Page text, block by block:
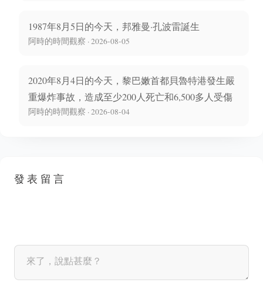
1987年8月5日的今天，邦雅曼·孔波雷誕生
阿時的時間觀察 · 2026-08-05
2020年8月4日的今天，黎巴嫩首都貝魯特港發生嚴
重爆炸事故，造成至少200人死亡和6,500多人受傷
阿時的時間觀察 · 2026-08-04
發表留言